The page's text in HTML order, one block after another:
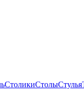
СтоликиСтолыСтулья